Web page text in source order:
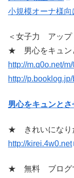
小規模オーナ様
＜女子力 アップ
★ 男心をキュン
http://m.q0o.net/
http://
男心をキュンと
★ きれいになり
http://kirei.4w0.net
★ 無料 ブログ